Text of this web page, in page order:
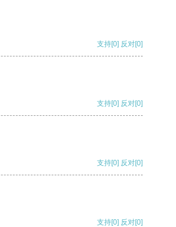
支持[0] 反对[0]
支持[0] 反对[0]
支持[0] 反对[0]
支持[0] 反对[0]